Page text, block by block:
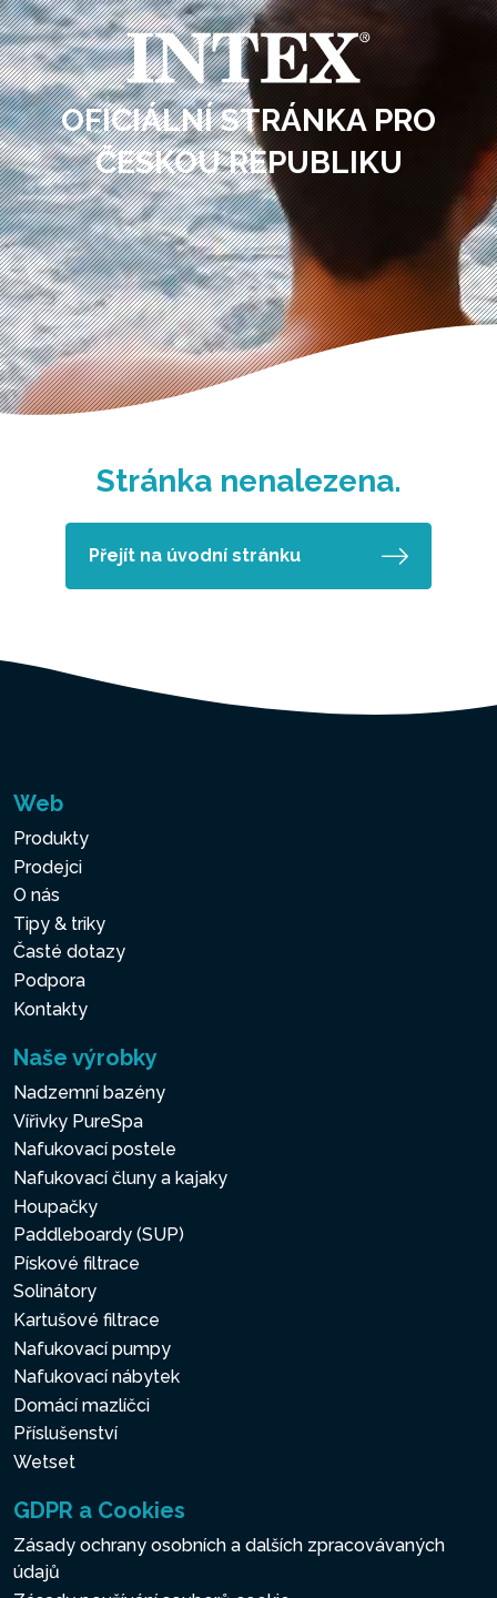
OFICIÁLNÍ STRÁNKA PRO
ČESKOU REPUBLIKU
Stránka nenalezena.
Přejít na úvodní stránku
Web
Produkty
Prodejci
O nás
Tipy & triky
Časté dotazy
Podpora
Kontakty
Naše výrobky
Nadzemní bazény
Vířivky PureSpa
Nafukovací postele
Nafukovací čluny a kajaky
Houpačky
Paddleboardy (SUP)
Pískové filtrace
Solinátory
Kartušové filtrace
Nafukovací pumpy
Nafukovací nábytek
Domácí mazlíčci
Příslušenství
Wetset
GDPR a Cookies
Zásady ochrany osobních a dalších zpracovávaných
údajů